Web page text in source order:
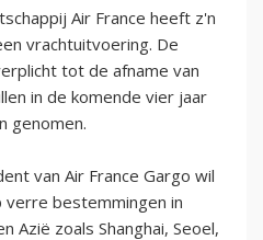
Air France heeft z'n
vrachtuitvoering. De
tot de afname van
in de komende vier jaar
genomen.
van Air France Gargo wil
bestemmingen in
Azië zoals Shanghai, Seoel,